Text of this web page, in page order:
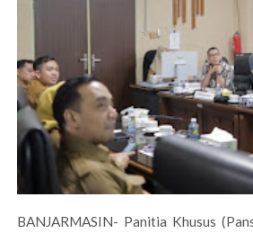
BANJARMASIN- Panitia Khusus